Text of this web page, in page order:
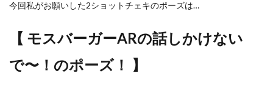
今回私がお願いした2ショットチェキのポーズは…
【 モスバーガーARの話しかけない
で〜！のポーズ！ 】